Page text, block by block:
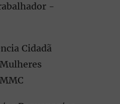
-
Cidadã